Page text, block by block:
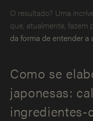
O resultado? Uma
que, atualmente, fazem
da forma de entender a
Como se
japonesas:
ingredientes-